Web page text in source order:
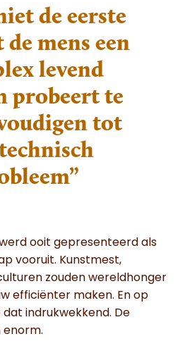
de eerste
mens een
levend
probeert te
tot
ooit gepresenteerd als
vooruit. Kunstmest,
zouden wereldhonger
efficiënter maken. En op
indrukwekkend. De